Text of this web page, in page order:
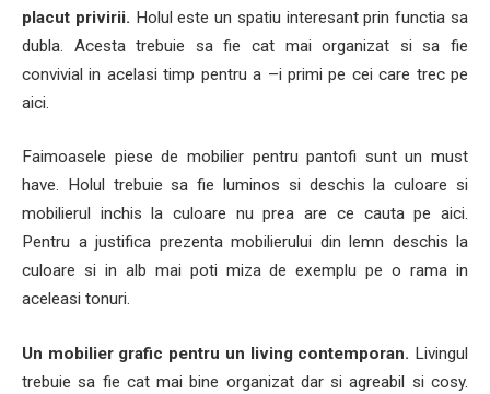
placut privirii. Holul este un spatiu interesant prin functia sa
dubla. Acesta trebuie sa fie cat mai organizat si sa fie
convivial in acelasi timp pentru a –i primi pe cei care trec pe
aici.
Faimoasele piese de mobilier pentru pantofi sunt un must
have. Holul trebuie sa fie luminos si deschis la culoare si
mobilierul inchis la culoare nu prea are ce cauta pe aici.
Pentru a justifica prezenta mobilierului din lemn deschis la
culoare si in alb mai poti miza de exemplu pe o rama in
aceleasi tonuri.
Un mobilier grafic pentru un living contemporan. Livingul
trebuie sa fie cat mai bine organizat dar si agreabil si cosy.